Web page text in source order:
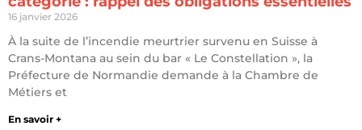
16 janvier 2026
À la suite de l’incendie meurtrier survenu en Suisse à
Crans-Montana au sein du bar « Le Constellation », la
Préfecture de Normandie demande à la Chambre de
Métiers et
En savoir +